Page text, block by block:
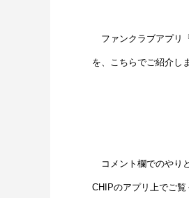
ファンクラブアプリ
を、こちらでご紹介し
コメント欄でのやり
CHIPのアプリ上でご覧